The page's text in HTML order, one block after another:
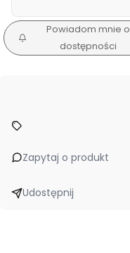
Powiadom mnie o
dostępności
Zapytaj o produkt
Udostępnij